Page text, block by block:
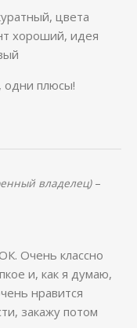
цвета
хороший, идея
одни плюсы!
владелец) –
Очень классно
и, как я думаю,
нравится
закажу потом